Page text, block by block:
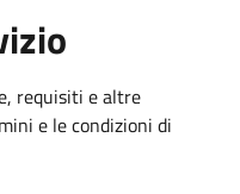
requisiti e altre
e le condizioni di